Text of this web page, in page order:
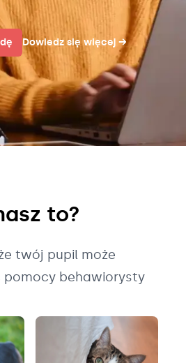
Dowiedz się więcej →
to?
twój pupil może
behawiorysty